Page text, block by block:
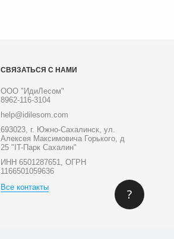
СВЯЗАТЬСЯ С НАМИ
ООО "ИдиЛесом"
8962-116-3104
help@idilesom.com
693023, г. Южно-Сахалинск, ул.
Алексея Максимовича Горького, д
25 "IT-Парк Сахалин"
ИНН 6501287651, ОГРН
1166501059636
Все контакты
?